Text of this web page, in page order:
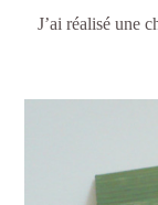
J’ai réalisé une